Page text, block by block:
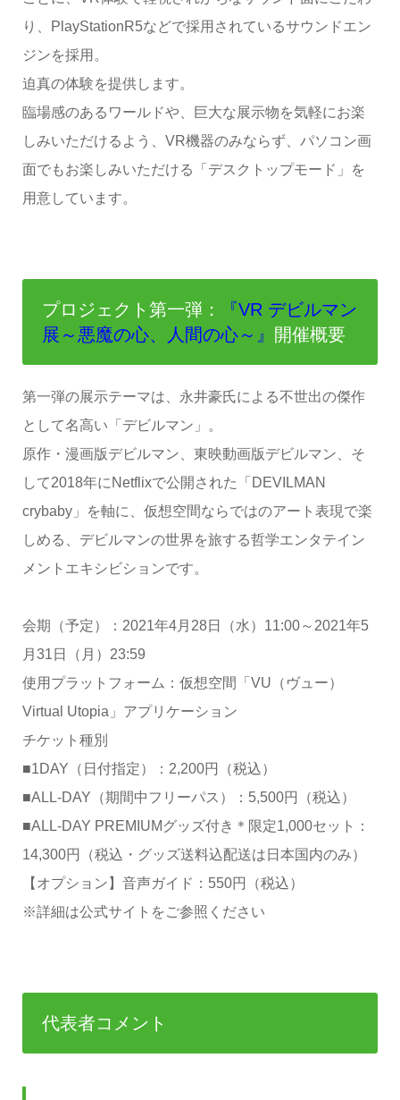
り、PlayStationR5などで採用されているサウンドエン
ジンを採用。
迫真の体験を提供します。
臨場感のあるワールドや、巨大な展示物を気軽にお楽
しみいただけるよう、VR機器のみならず、パソコン画
面でもお楽しみいただける「デスクトップモード」を
用意しています。
プロジェクト第一弾：
『VR デビルマン
展～悪魔の心、人間の心～』 開催概要
第一弾の展示テーマは、永井豪氏による不世出の傑作
として名高い「デビルマン」。
原作・漫画版デビルマン、東映動画版デビルマン、そ
して2018年にNetflixで公開された「DEVILMAN
crybaby」を軸に、仮想空間ならではのアート表現で楽
しめる、デビルマンの世界を旅する哲学エンタテイン
メントエキシビションです。
会期（予定）：2021年4月28日（水）11:00～2021年5
月31日（月）23:59
使用プラットフォーム：仮想空間「VU（ヴュー）
Virtual Utopia」アプリケーション
チケット種別
■1DAY（日付指定）：2,200円（税込）
■ALL-DAY（期間中フリーパス）：5,500円（税込）
■ALL-DAY PREMIUMグッズ付き＊限定1,000セット：
14,300円（税込・グッズ送料込配送は日本国内のみ）
【オプション】音声ガイド：550円（税込）
※詳細は公式サイトをご参照ください
代表者コメント